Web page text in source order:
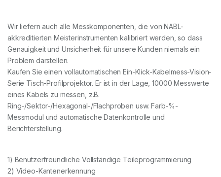
Wir liefern auch alle Messkomponenten, die von NABL-
akkreditierten Meisterinstrumenten kalibriert werden, so dass
Genauigkeit und Unsicherheit für unsere Kunden niemals ein
Problem darstellen.
Kaufen Sie einen vollautomatischen Ein-Klick-Kabelmess-Vision-
Serie Tisch-Profilprojektor. Er ist in der Lage, 10000 Messwerte
eines Kabels zu messen, z.B.
Ring-/Sektor-/Hexagonal-/Flachproben usw. Farb-%-
Messmodul und automatische Datenkontrolle und
Berichterstellung.
1) Benutzerfreundliche Vollständige Teileprogrammierung
2) Video-Kantenerkennung